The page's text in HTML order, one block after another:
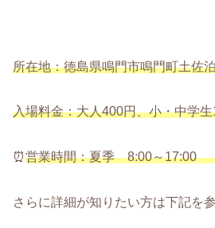
所在地：徳島県鳴門市鳴門町土佐
入場料金：大人400円、小・中学
⏰営業時間：夏季 8:00～
さらに詳細が知りたい方は下記を